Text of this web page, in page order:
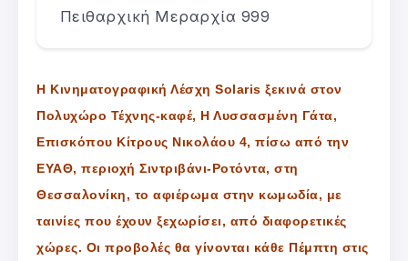
Πειθαρχική Μεραρχία 999
Η Κινηματογραφική Λέσχη Solaris ξεκινά στον
Πολυχώρο Τέχνης-καφέ, Η Λυσσασμένη Γάτα,
Επισκόπου Κίτρους Νικολάου 4, πίσω από την
ΕΥΑΘ, περιοχή Σιντριβάνι-Ροτόντα, στη
Θεσσαλονίκη, το αφιέρωμα στην κωμωδία, με
ταινίες που έχουν ξεχωρίσει, από διαφορετικές
χώρες. Οι προβολές θα γίνονται κάθε Πέμπτη στις